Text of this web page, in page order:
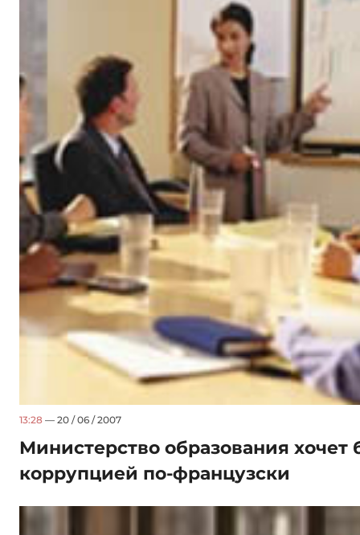
13:28 — 20 / 06 / 2007
Министерство образования хочет
коррупцией по-французски